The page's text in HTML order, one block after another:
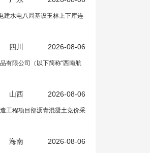
建水电八局基设玉林上下库连
四川 2026-08-06
有限公司（以下简称“西南航
山西 2026-08-06
工程项目部沥青混凝土竞价采
社保局在正文中）
海南 2026-08-06